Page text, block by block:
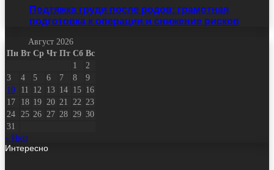
Подтяжка груди после родов: грамотная
подготовка к операции и снижение рисков
Август 2026
Пн Вт Ср Чт Пт Сб Вс
1
2
3
4 5 6 7 8
9
10
11 12 13 14 15 16
17
18 19 20 21 22 23
24
25 26 27 28 29 30
31
« Июл
Интересно